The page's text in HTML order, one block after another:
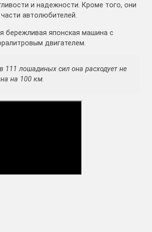
и надежности. Кроме того, они
автолюбителей.
бережливая японская машина с
двигателем.
111 лошадиных сил она расходует не
на 100 км.